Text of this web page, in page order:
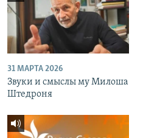
31 МАРТА 2026
Звуки и смыслы му Милоша
Штедроня